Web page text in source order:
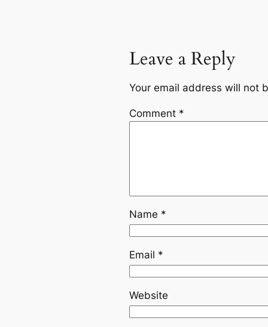
Leave a Reply
Your email address will not
Comment *
Name *
Email *
Website